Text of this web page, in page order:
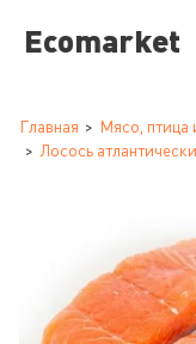
Ecomarket
Главная Мясо, птица
Лосось